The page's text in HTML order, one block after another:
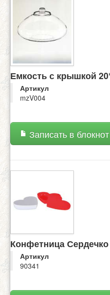
Емкость с крышкой
Артикул
mzV004
Записать в блокнот
Конфетница
Артикул
90341